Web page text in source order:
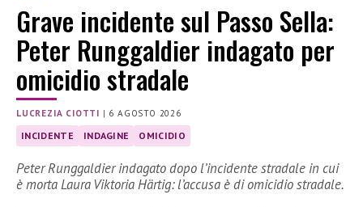
Grave incidente sul Passo Sella:
Peter Runggaldier indagato per
omicidio stradale
LUCREZIA CIOTTI | 6 AGOSTO 2026
INCIDENTE INDAGINE OMICIDIO
Peter Runggaldier indagato dopo l’incidente stradale in cui
è morta Laura Viktoria Härtig: l’accusa è di omicidio stradale.